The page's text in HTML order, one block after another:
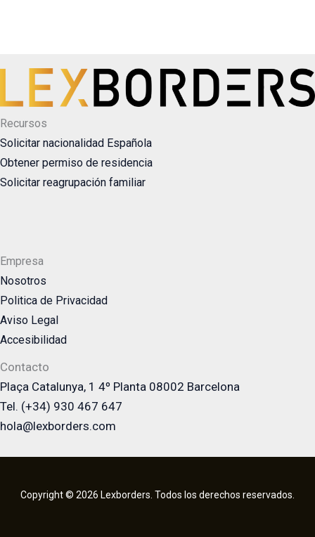
Recursos
Solicitar nacionalidad Española
Obtener permiso de residencia
Solicitar reagrupación familiar
Empresa
Nosotros
Politica de Privacidad
Aviso Legal
Accesibilidad
Contacto
Plaça Catalunya, 1 4º Planta 08002 Barcelona
Tel. (+34) 930 467 647
hola@lexborders.com
Copyright © 2026 Lexborders. Todos los derechos reservados.